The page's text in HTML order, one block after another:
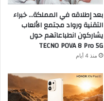
بعد إطلاقه في المملكة… خبراء
التقنية ورواد مجتمع الألعاب
يشاركون انطباعاتهم حول
TECNO POVA 8 Pro 5G
منذ 4 أيام